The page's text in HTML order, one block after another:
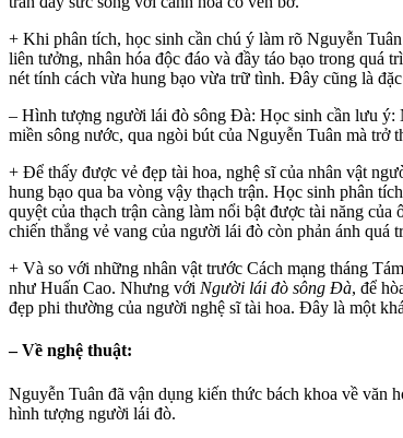
+ Khi phân tích, học sinh cần chú ý làm rõ Nguyễn
liên tưởng, nhân hóa độc đáo và đầy táo bạo trong quá
nét tính cách vừa hung bạo vừa trữ tình. Đây cũng là
– Hình tượng người lái đò sông Đà: Học sinh cần lưu ý:
miền sông nước, qua ngòi bút của Nguyễn Tuân mà trở
+ Để thấy được vẻ đẹp tài hoa, nghệ sĩ của nhân vật
hung bạo qua ba vòng vậy thạch trận. Học sinh phân
quyệt của thạch trận càng làm nổi bật được tài năng
chiến thắng vẻ vang của người lái đò còn phản ánh
+ Và so với những nhân vật trước Cách mạng tháng
như Huấn Cao. Nhưng với Người lái đò sông Đà, để
đẹp phi thường của người nghệ sĩ tài hoa. Đây là một
– Về nghệ thuật:
Nguyễn Tuân đã vận dụng kiến thức bách khoa về văn
hình tượng người lái đò.